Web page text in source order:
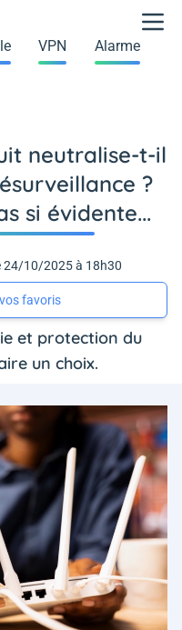
VPN Alarme
neutralise-t-il
?
si évidente...
24/10/2025 à 18h30
favoris
et protection du
un choix.